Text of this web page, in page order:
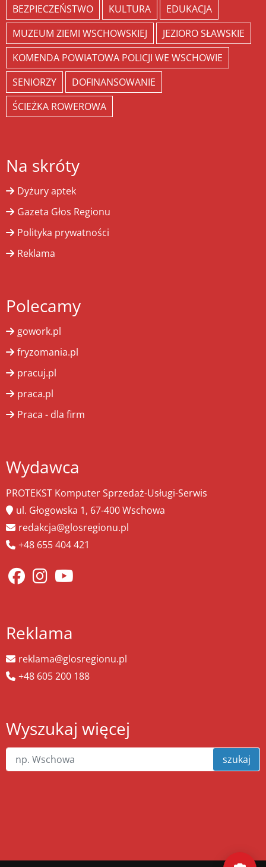
BEZPIECZEŃSTWO
KULTURA
EDUKACJA
MUZEUM ZIEMI WSCHOWSKIEJ
JEZIORO SŁAWSKIE
KOMENDA POWIATOWA POLICJI WE WSCHOWIE
SENIORZY
DOFINANSOWANIE
ŚCIEŻKA ROWEROWA
Na skróty
Dyżury aptek
Gazeta Głos Regionu
Polityka prywatności
Reklama
Polecamy
gowork.pl
fryzomania.pl
pracuj.pl
praca.pl
Praca - dla firm
Wydawca
PROTEKST Komputer Sprzedaż-Usługi-Serwis
ul. Głogowska 1, 67-400 Wschowa
redakcja@glosregionu.pl
+48 655 404 421
Reklama
reklama@glosregionu.pl
+48 605 200 188
Wyszukaj więcej
szukaj